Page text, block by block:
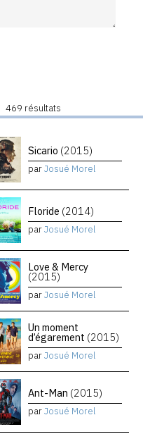
469 résultats
Sicario (2015)
parJosué Morel
Floride (2014)
parJosué Morel
Love & Mercy
(2015)
parJosué Morel
Un moment
d’égarement (2015)
parJosué Morel
Ant-Man (2015)
parJosué Morel